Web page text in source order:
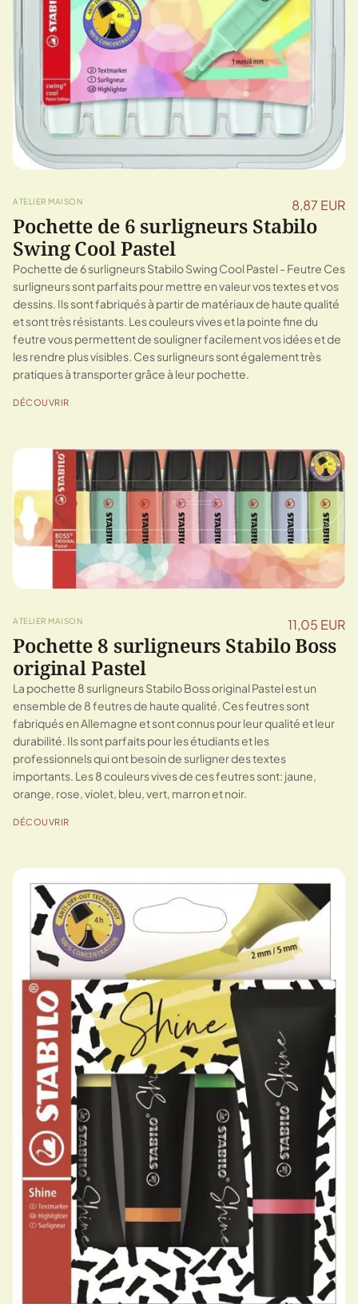
ATELIER MAISON 8,87 EUR
Pochette de 6 surligneurs Stabilo
Swing Cool Pastel
Pochette de 6 surligneurs Stabilo Swing Cool Pastel - Feutre Ces
surligneurs sont parfaits pour mettre en valeur vos textes et vos
dessins. Ils sont fabriqués à partir de matériaux de haute qualité
et sont très résistants. Les couleurs vives et la pointe fine du
feutre vous permettent de souligner facilement vos idées et de
les rendre plus visibles. Ces surligneurs sont également très
pratiques à transporter grâce à leur pochette.
DÉCOUVRIR
ATELIER MAISON 11,05 EUR
Pochette 8 surligneurs Stabilo Boss
original Pastel
La pochette 8 surligneurs Stabilo Boss original Pastel est un
ensemble de 8 feutres de haute qualité. Ces feutres sont
fabriqués en Allemagne et sont connus pour leur qualité et leur
durabilité. Ils sont parfaits pour les étudiants et les
professionnels qui ont besoin de surligner des textes
importants. Les 8 couleurs vives de ces feutres sont: jaune,
orange, rose, violet, bleu, vert, marron et noir.
DÉCOUVRIR